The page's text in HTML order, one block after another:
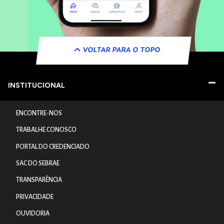
VOLTAR PARA O TOPO
INSTITUCIONAL
ENCONTRE-NOS
TRABALHE CONOSCO
PORTAL DO CREDENCIADO
SAC DO SEBRAE
TRANSPARÊNCIA
PRIVACIDADE
OUVIDORIA